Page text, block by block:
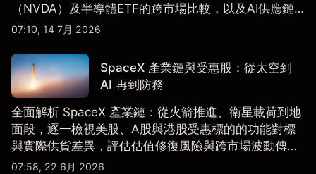
（NVDA）及半導體ETF的跨市場比較，以及AI供應鏈
配置框架，適合香港及亞洲投資者參考。
07:10, 14 7月 2026
SpaceX 產業鏈與受惠股：從太空到
AI 再到防務
全面解析 SpaceX 產業鏈：從火箭推進、衛星載荷到地
面段，逐一檢視美股、A股與港股受惠標的的功能對標
與實際供貨差異，評估估值修復風險與跨市場波動傳
導。
07:58, 22 6月 2026